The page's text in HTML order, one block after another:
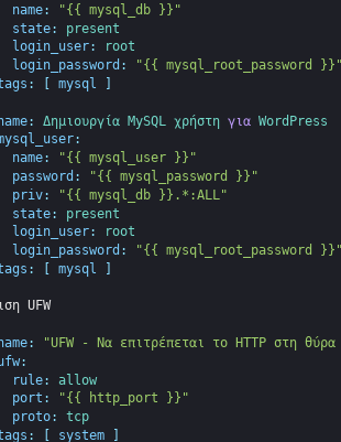
name:
"{{ mysql_db }}"
state:
present
login_user:
root
login_password :
"{{ mysql_root_password
: mysql
: Δημιουργία MySQL χρήστη για WordPress
:
name:
"{{ mysql_user }}"
password :
"{{ mysql_password }}"
priv:
"{{ mysql_db }}.*:ALL"
state:
present
login_user:
root
login_password :
"{{ mysql_root_password
: [ mysql ]
UFW
:
"UFW - Να επιτρέπεται το HTTP στη
:
rule:
allow
port :
"{{ http_port }}"
proto:
tcp
: system